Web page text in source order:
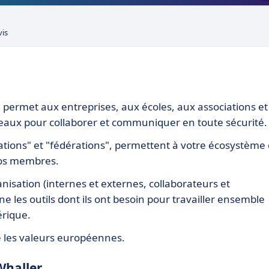
aux entreprises, aux écoles, aux associations et
pour collaborer et communiquer en toute sécurité.
et "fédérations", permettent à votre écosystème
membres.
(internes et externes, collaborateurs et
les outils dont ils ont besoin pour travailler ensemble
valeurs européennes.